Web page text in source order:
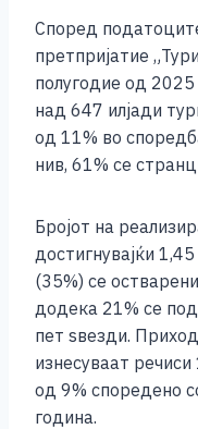
Според
претпријатие
полугодие од 2025
над 647 илјади
од 11% во
нив, 61% се
Бројот на
достигнувајќи
(35%) се
додека 21% се
пет ѕвезди.
изнесуваат
од 9% споредено
година.